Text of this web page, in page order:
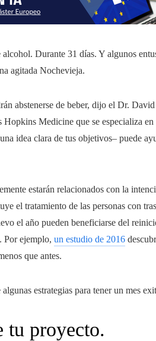
Durante 31 días. Y algunos
agitada Nochevieja.
abstenerse de beber, dijo el Dr.
Medicine que se especializa en
idea clara de tus objetivos– puede
estarán relacionados con la
el tratamiento de las personas con
el año pueden beneficiarse del
Por ejemplo, un estudio de 2016
que antes.
estrategias para tener un mes
tu proyecto.